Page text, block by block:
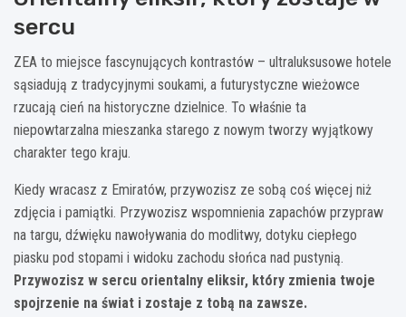
sercu
ZEA to miejsce fascynujących kontrastów – ultraluksusowe hotele
sąsiadują z tradycyjnymi soukami, a futurystyczne wieżowce
rzucają cień na historyczne dzielnice. To właśnie ta
niepowtarzalna mieszanka starego z nowym tworzy wyjątkowy
charakter tego kraju.
Kiedy wracasz z Emiratów, przywozisz ze sobą coś więcej niż
zdjęcia i pamiątki. Przywozisz wspomnienia zapachów przypraw
na targu, dźwięku nawoływania do modlitwy, dotyku ciepłego
piasku pod stopami i widoku zachodu słońca nad pustynią.
Przywozisz w sercu orientalny eliksir, który zmienia twoje
spojrzenie na świat i zostaje z tobą na zawsze.